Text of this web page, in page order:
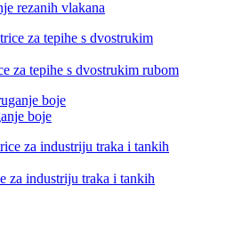
rezanih vlakana
za tepihe s dvostrukim rubom
boje
za industriju traka i tankih